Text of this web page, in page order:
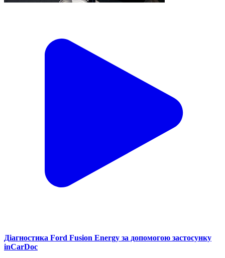
Діагностика Ford Fusion Energy за допомогою застосунку
inCarDoc